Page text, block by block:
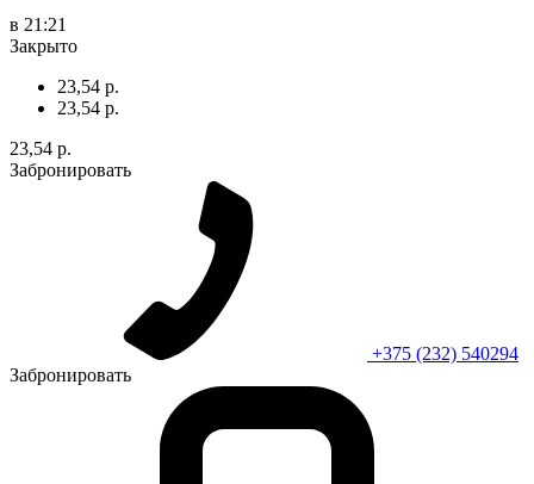
в 21:21
Закрыто
23,54 р.
23,54 р.
23,54 р.
Забронировать
+375 (232) 540294
Забронировать